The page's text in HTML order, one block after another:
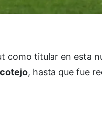
como titular en esta
, hasta que fue